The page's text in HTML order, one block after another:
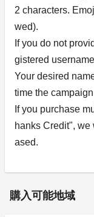
2 characters.
wed).
If you do not
gistered
Your desired
time the
If you purchase
hanks Credit", we
ased.
購入可能地域